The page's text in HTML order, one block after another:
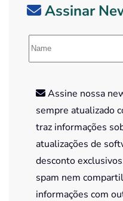
Assinar
Assine nossa
sempre atualizado
traz informações
atualizações de
desconto
spam nem
informações com